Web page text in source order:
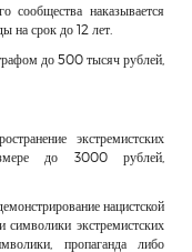
сообщества наказывается
на срок до 12 лет.
до 500 тысяч рублей,
экстремистских
до 3000 рублей,
нацистской
символики экстремистских
пропаганда либо